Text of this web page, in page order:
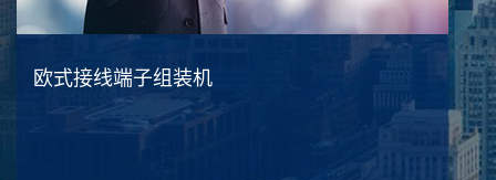
欧式接线端子组装机